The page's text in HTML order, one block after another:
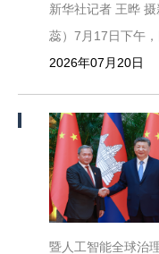
新华社记者 王晔
蕊）7月17日下午，
2026年07月20日
暨人工智能全球治